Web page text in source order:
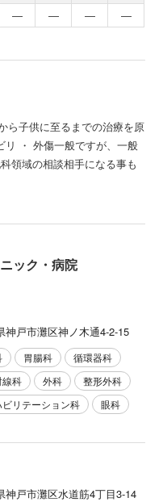
― ― ― ―
ら子供に至るまでの治療を原
リ ・ 外傷一般ですが、一般
領域の相談相手になる事も
ック・病院
神戸市灘区神ノ木通4-2-15
胃腸科
循環器科
科
外科
整形外科
ビリテーション科
眼科
神戸市灘区水道筋4丁目3-14